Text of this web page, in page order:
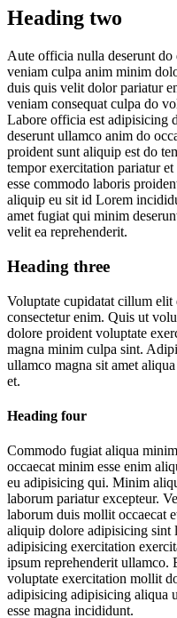
Heading two
Aute officia nulla deserunt
veniam culpa anim minim
duis quis velit dolor pariatur
veniam consequat culpa do
Labore officia est adipisicing
deserunt ullamco anim do
proident sunt aliquip est do
tempor exercitation pariatur
esse commodo laboris
aliquip eu sit id Lorem
amet fugiat qui minim
velit ea reprehenderit.
Heading three
Voluptate cupidatat cillum
consectetur enim. Quis ut
dolore proident voluptate
magna minim culpa sint.
ullamco magna sit amet
et.
Heading four
Commodo fugiat aliqua
occaecat minim esse enim
eu adipisicing qui. Minim
laborum pariatur excepteur.
laborum duis mollit occaecat
aliquip dolore adipisicing sint
adipisicing exercitation
ipsum reprehenderit ullamco.
voluptate exercitation mollit
adipisicing adipisicing aliqua
esse magna incididunt.